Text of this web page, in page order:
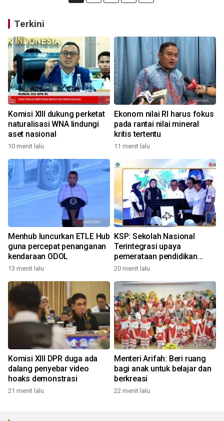
Terkini
Komisi XIII dukung perketat
naturalisasi WNA lindungi
aset nasional
10 menit lalu
Ekonom nilai RI harus fokus
pada rantai nilai mineral
kritis tertentu
11 menit lalu
Menhub luncurkan ETLE Hub
guna percepat penanganan
kendaraan ODOL
13 menit lalu
KSP: Sekolah Nasional
Terintegrasi upaya
pemerataan pendidikan
bermutu
20 menit lalu
Komisi XIII DPR duga ada
dalang penyebar video
hoaks demonstrasi
21 menit lalu
Menteri Arifah: Beri ruang
bagi anak untuk belajar dan
berkreasi
22 menit lalu